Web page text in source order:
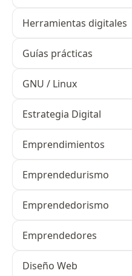
Herramientas digitales
Guías prácticas
GNU / Linux
Estrategia Digital
Emprendimientos
Emprendedurismo
Emprendedorismo
Emprendedores
Diseño Web